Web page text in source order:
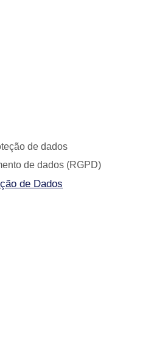
de dados
de dados (RGPD)
de Dados